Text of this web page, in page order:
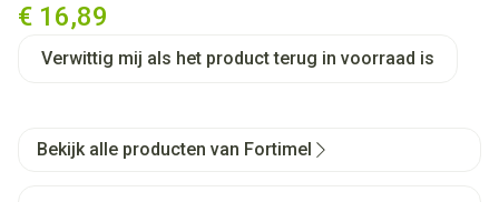
€ 16,89
Verwittig mij als het product terug in voorraad is
Bekijk alle producten van Fortimel